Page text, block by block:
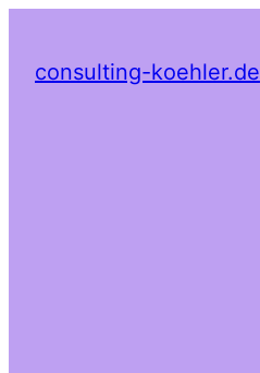
consulting-koehler.de